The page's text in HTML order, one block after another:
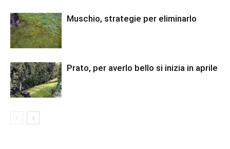
Muschio, strategie per eliminarlo
Prato, per averlo bello si inizia in aprile